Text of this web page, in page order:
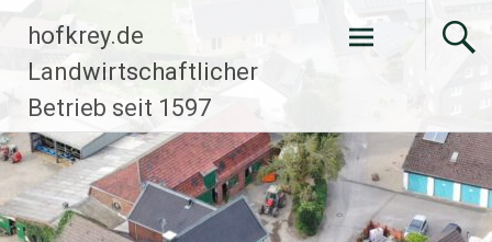
Zum
Inhalt
springen
hofkrey.de
Landwirtschaftlicher
Betrieb seit 1597